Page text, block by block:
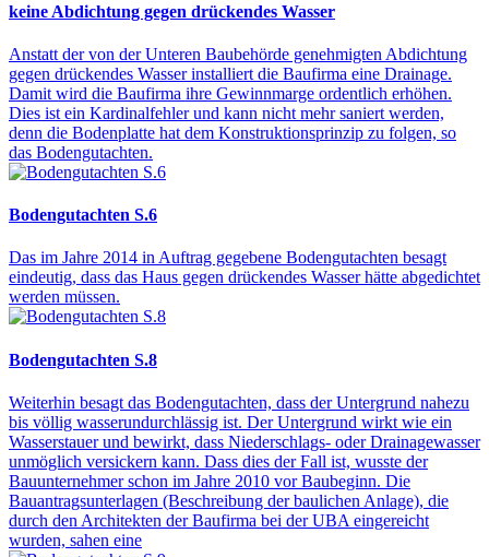
keine Abdichtung gegen drückendes Wasser
Anstatt der von der Unteren Baubehörde genehmigten Abdichtung
gegen drückendes Wasser installiert die Baufirma eine Drainage.
Damit wird die Baufirma ihre Gewinnmarge ordentlich erhöhen.
Dies ist ein Kardinalfehler und kann nicht mehr saniert werden,
denn die Bodenplatte hat dem Konstruktionsprinzip zu folgen, so
das Bodengutachten.
Bodengutachten S.6
Das im Jahre 2014 in Auftrag gegebene Bodengutachten besagt
eindeutig, dass das Haus gegen drückendes Wasser hätte abgedichtet
werden müssen.
Bodengutachten S.8
Weiterhin besagt das Bodengutachten, dass der Untergrund nahezu
bis völlig wasserundurchlässig ist. Der Untergrund wirkt wie ein
Wasserstauer und bewirkt, dass Niederschlags- oder Drainagewasser
unmöglich versickern kann. Dass dies der Fall ist, wusste der
Bauunternehmer schon im Jahre 2010 vor Baubeginn. Die
Bauantragsunterlagen (Beschreibung der baulichen Anlage), die
durch den Architekten der Baufirma bei der UBA eingereicht
wurden, sahen eine